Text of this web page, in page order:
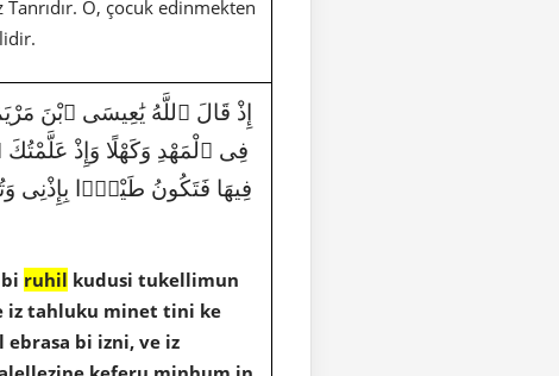
O, çocuk edinmekten
779|5|110|إِذْ قَالَ ٱللَّهُ يَٰعِيسَى
فِى ٱلْمَهْدِ وَكَهْلًا وَإِذْ
فِيهَا فَتَكُونُ طَيْرًۢا بِإِذْنِى
ruhil kudusi tukellimun
iz tahluku minet tini ke
bi izni, ve iz